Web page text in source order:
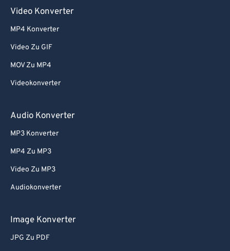
Video Konverter
MP4 Konverter
Video Zu GIF
MOV Zu MP4
Videokonverter
Audio Konverter
MP3 Konverter
MP4 Zu MP3
Video Zu MP3
Audiokonverter
Image Konverter
JPG Zu PDF